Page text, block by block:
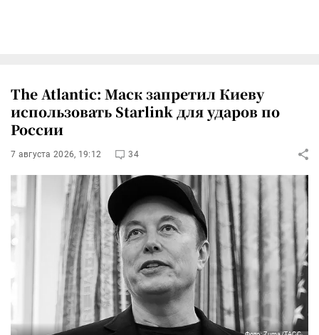
The Atlantic: Маск запретил Киеву
использовать Starlink для ударов по
России
7 августа 2026, 19:12 34